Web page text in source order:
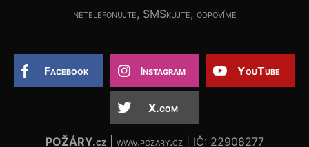
netelefonujte, SMSkujte, odpovíme
Facebook Instagram YouTube
X.com
POŽÁRY.cz| www.pozary.cz | IČ: 22908277